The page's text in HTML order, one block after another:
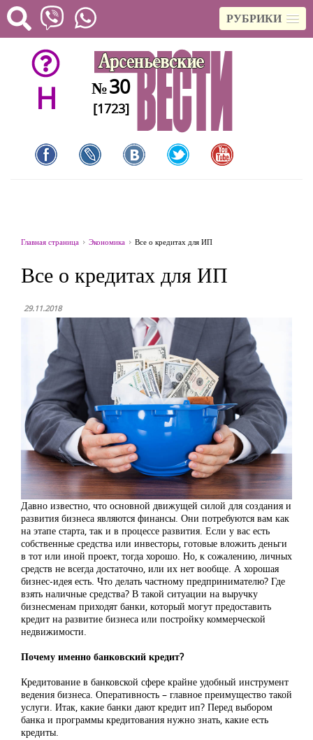
РУБРИКИ
H №30
[1723]
Главная страница Экономика Все о кредитах для ИП
Все о кредитах для ИП
29.11.2018
Давно известно, что основной движущей силой для создания и
развития бизнеса являются финансы. Они потребуются вам как
на этапе старта, так и в процессе развития. Если у вас есть
собственные средства или инвесторы, готовые вложить деньги
в тот или иной проект, тогда хорошо. Но, к сожалению, личных
средств не всегда достаточно, или их нет вообще. А хорошая
бизнес-идея есть. Что делать частному предпринимателю? Где
взять наличные средства? В такой ситуации на выручку
бизнесменам приходят банки, который могут предоставить
кредит на развитие бизнеса или постройку коммерческой
недвижимости.
Почему именно банковский кредит?
Кредитование в банковской сфере крайне удобный инструмент
ведения бизнеса. Оперативность – главное преимущество такой
услуги. Итак, какие банки дают кредит ип? Перед выбором
банка и программы кредитования нужно знать, какие есть
кредиты.